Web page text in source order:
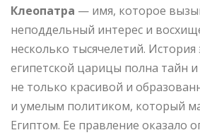
Клеопатра — имя, которое
неподдельный интерес и
несколько тысячелетий.
египетской царицы полна тайн
не только красивой и
и умелым политиком, который
Египтом. Ее правление оказало